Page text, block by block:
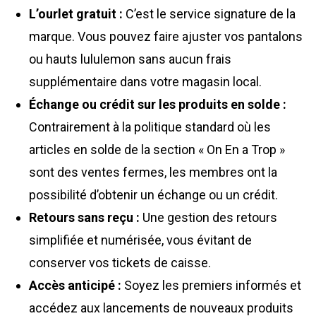
L’ourlet gratuit : C’est le service signature de la
marque. Vous pouvez faire ajuster vos pantalons
ou hauts lululemon sans aucun frais
supplémentaire dans votre magasin local.
Échange ou crédit sur les produits en solde :
Contrairement à la politique standard où les
articles en solde de la section « On En a Trop »
sont des ventes fermes, les membres ont la
possibilité d’obtenir un échange ou un crédit.
Retours sans reçu : Une gestion des retours
simplifiée et numérisée, vous évitant de
conserver vos tickets de caisse.
Accès anticipé : Soyez les premiers informés et
accédez aux lancements de nouveaux produits